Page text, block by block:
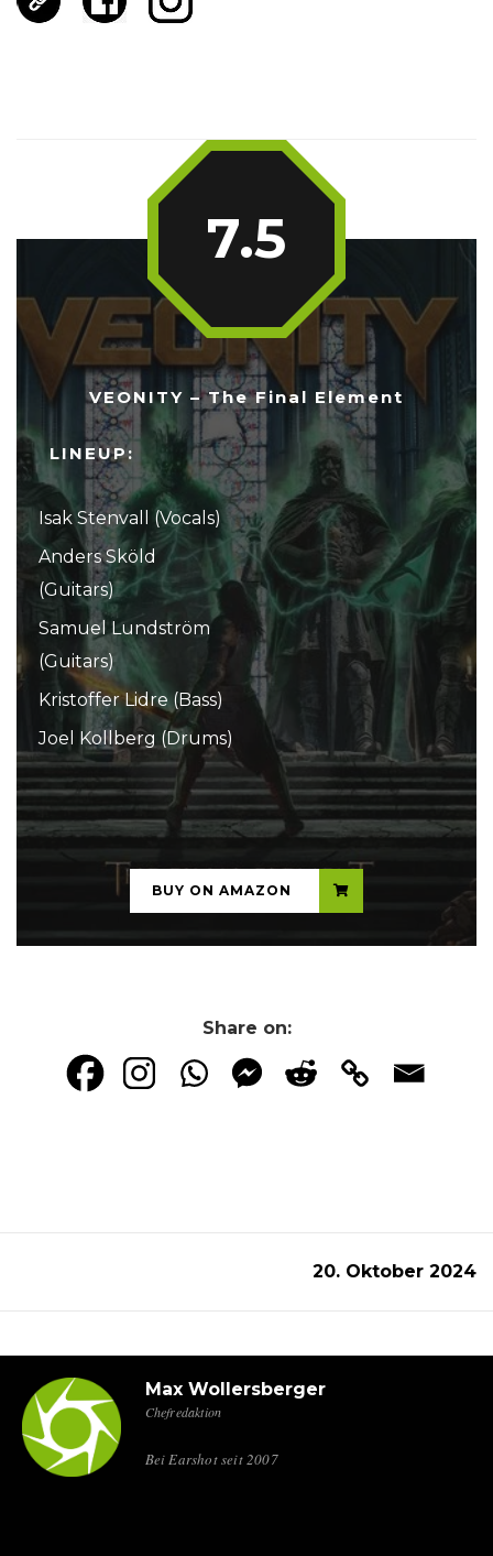
VEONITY – The Final Element
LINEUP:
Isak Stenvall (Vocals)
Anders Sköld
(Guitars)
Samuel Lundström
(Guitars)
Kristoffer Lidre (Bass)
Joel Kollberg (Drums)
7.5
...
BUY ON AMAZON
Share on:
20. Oktober 2024
Max Wollersberger
Chefredaktion
Bei Earshot seit 2007